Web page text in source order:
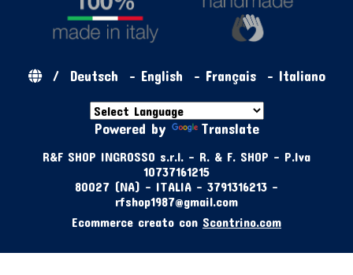
/ Deutsch - English - Français- Italiano
Powered by Translate
R&F SHOP INGROSSO s.r.l. - R. & F. SHOP - P.Iva
10737161215
80027 (NA) - ITALIA - 3791316213 -
rfshop1987@gmail.com
Ecommerce creato con Scontrino.com